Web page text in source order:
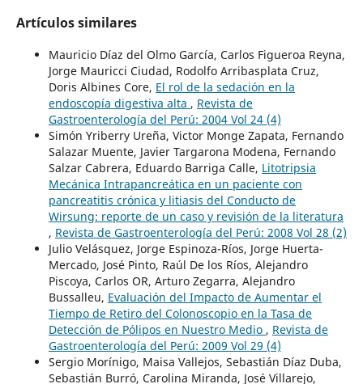
Artículos similares
Mauricio Díaz del Olmo García, Carlos Figueroa Reyna,
Jorge Mauricci Ciudad, Rodolfo Arribasplata Cruz,
Doris Albines Core, El rol de la sedación en la
endoscopía digestiva alta , Revista de
Gastroenterología del Perú: 2004 Vol 24 (4)
Simón Yriberry Ureña, Victor Monge Zapata, Fernando
Salazar Muente, Javier Targarona Modena, Fernando
Salzar Cabrera, Eduardo Barriga Calle, Litotripsia
Mecánica Intrapancreática en un paciente con
pancreatitis crónica y litiasis del Conducto de
Wirsung: reporte de un caso y revisión de la literatura
, Revista de Gastroenterología del Perú: 2008 Vol 28 (2)
Julio Velásquez, Jorge Espinoza-Ríos, Jorge Huerta-
Mercado, José Pinto, Raúl De los Ríos, Alejandro
Piscoya, Carlos OR, Arturo Zegarra, Alejandro
Bussalleu, Evaluación del Impacto de Aumentar el
Tiempo de Retiro del Colonoscopio en la Tasa de
Detección de Pólipos en Nuestro Medio , Revista de
Gastroenterología del Perú: 2009 Vol 29 (4)
Sergio Morínigo, Maisa Vallejos, Sebastián Díaz Duba,
Sebastián Burró, Carolina Miranda, José Villarejo,